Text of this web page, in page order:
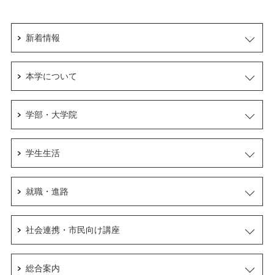
新着情報
本学について
学部・大学院
学生生活
就職・進路
社会連携・市民向け講座
総合案内